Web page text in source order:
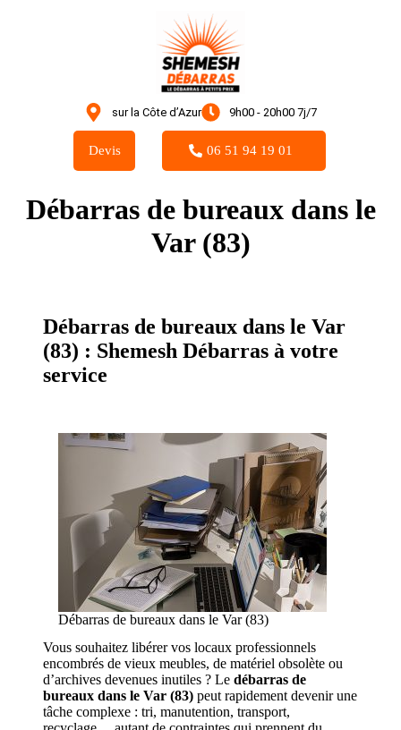
sur la Côte d’Azur 9h00 - 20h00 7j/7
Devis 06 51 94 19 01
Débarras de bureaux dans le
Var (83)
Débarras de bureaux dans le Var
(83) : Shemesh Débarras à votre
service
Débarras de bureaux dans le Var (83)
Vous souhaitez libérer vos locaux professionnels
encombrés de vieux meubles, de matériel obsolète ou
d’archives devenues inutiles ? Le débarras de
bureaux dans le Var (83) peut rapidement devenir une
tâche complexe : tri, manutention, transport,